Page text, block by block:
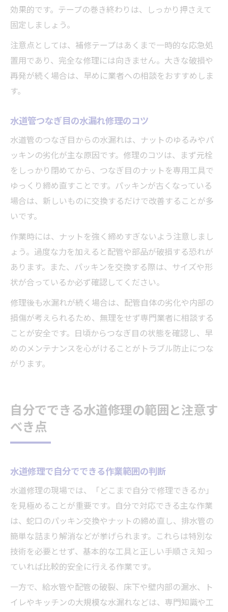
効果的です。テープの巻き終わりは、しっかり押さえて
固定しましょう。
注意点としては、補修テープはあくまで一時的な応急処
置用であり、完全な修理には向きません。大きな破損や
再発が続く場合は、早めに業者への相談をおすすめしま
す。
水道管つなぎ目の水漏れ修理のコツ
水道管のつなぎ目からの水漏れは、ナットのゆるみやパ
ッキンの劣化が主な原因です。修理のコツは、まず元栓
をしっかり閉めてから、つなぎ目のナットを専用工具で
ゆっくり締め直すことです。パッキンが古くなっている
場合は、新しいものに交換するだけで改善することが多
いです。
作業時には、ナットを強く締めすぎないよう注意しまし
ょう。過度な力を加えると配管や部品が破損する恐れが
あります。また、パッキンを交換する際は、サイズや形
状が合っているか必ず確認してください。
修理後も水漏れが続く場合は、配管自体の劣化や内部の
損傷が考えられるため、無理をせず専門業者に相談する
ことが安全です。日頃からつなぎ目の状態を確認し、早
めのメンテナンスを心がけることがトラブル防止につな
がります。
自分でできる水道修理の範囲と注意す
べき点
水道修理で自分でできる作業範囲の判断
水道修理の現場では、「どこまで自分で修理できるか」
を見極めることが重要です。自分で対応できる主な作業
は、蛇口のパッキン交換やナットの締め直し、排水管の
簡単な詰まり解消などが挙げられます。これらは特別な
技術を必要とせず、基本的な工具と正しい手順さえ知っ
ていれば比較的安全に行える作業です。
一方で、給水管や配管の破裂、床下や壁内部の漏水、ト
イレやキッチンの大規模な水漏れなどは、専門知識や工